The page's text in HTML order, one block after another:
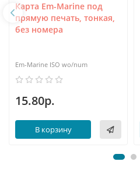
Карта Em-Marine под
прямую печать, тонкая,
без номера
Em-Marine ISO wo/num
15.80р.
В корзину